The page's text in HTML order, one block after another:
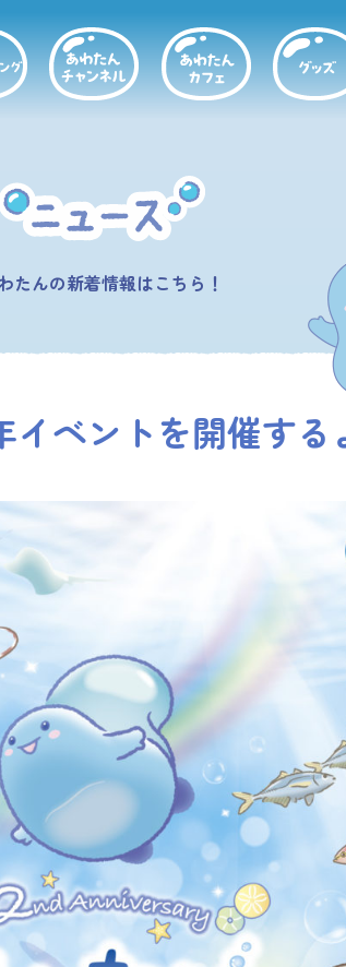
たんの新着情報はこちら！
イベントを開催する